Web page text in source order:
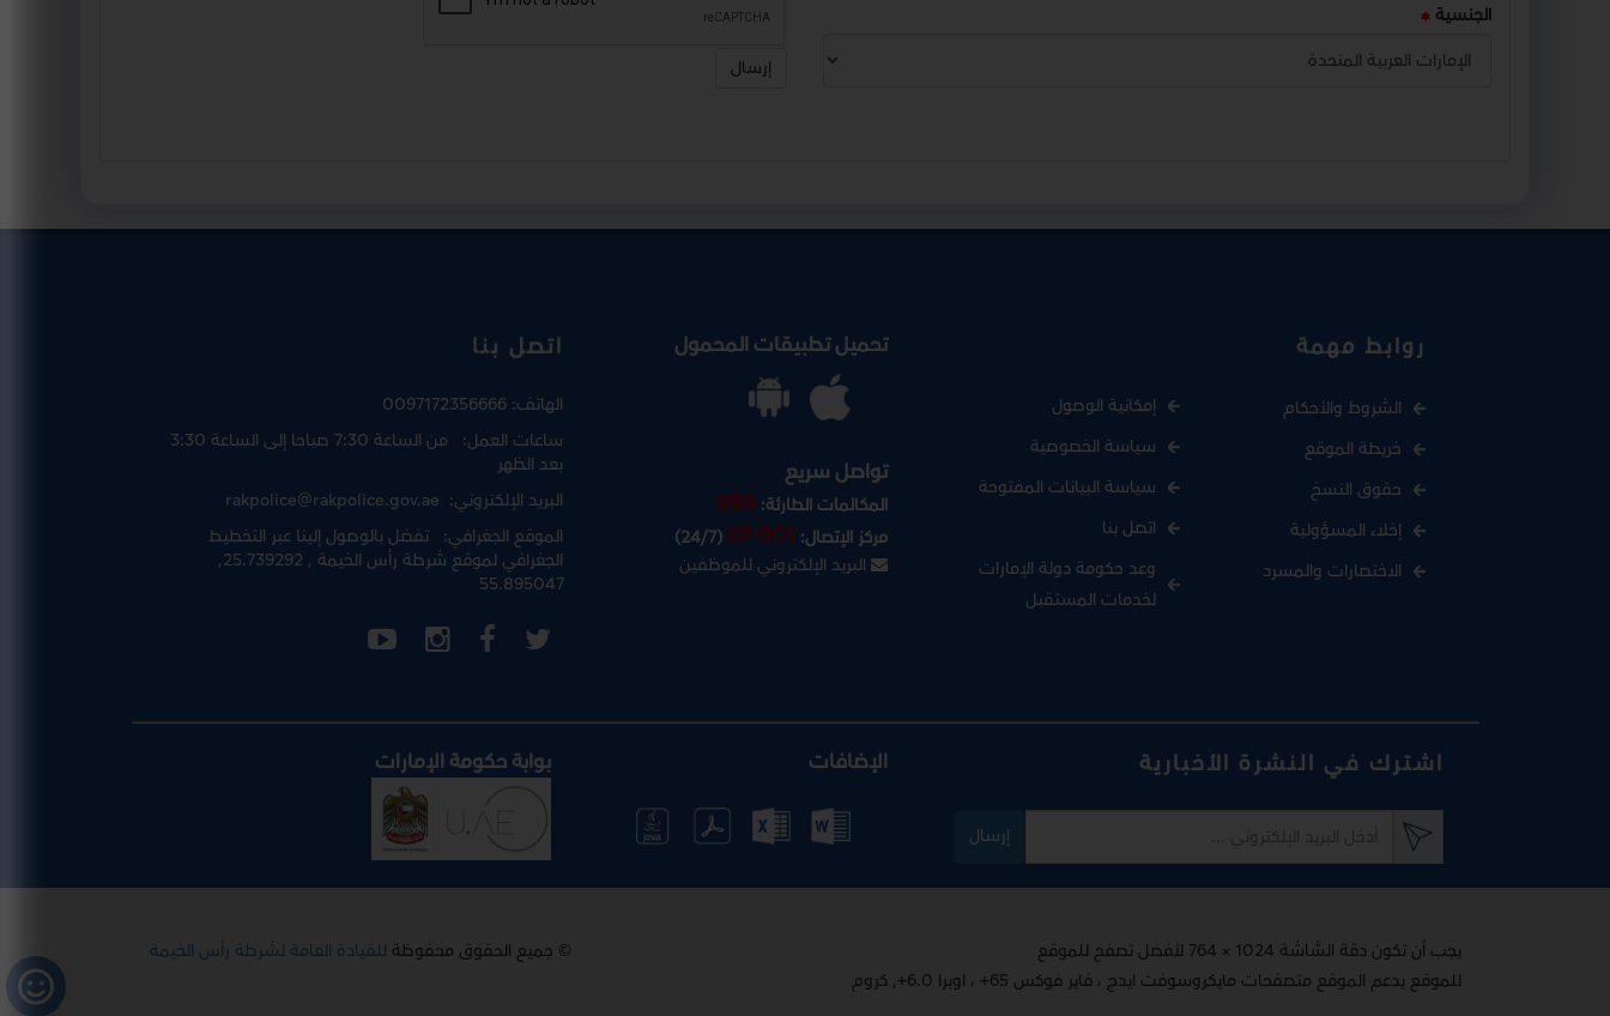
الجنسية
إرسال
روابط مهمة
الشروط والأحكام
خريطة الموقع
حقوق النسخ
إخلاء المسؤولية
الاختصارات والمسرد
إمكانية الوصول
سياسة الخصوصية
سياسة البيانات المفتوحة
اتصل بنا
وعد حكومة دولة الإمارات
لخدمات المستقبل
تحميل تطبيقات المحمول
تواصل سريع
المكالمات الطارئة:999
مركز الإتصال: 07-901
(24/7)
البريد الإلكتروني للموظفين
اتصل بنا
الهاتف:0097172356666
ساعات العمل:
من الساعة 7:30 صباحا إلى الساعة 3:30
بعد الظهر
البريد الإلكتروني:
الموقع الجغرافي:
تفضل بالوصول إلينا عبر التخطيط
الجغرافي لموقع شرطة رأس الخيمة
, 25.739292,
55.895047
اشترك في النشرة الأخبارية
إرسال
الإضافات بوابة حكومة الإمارات
يجب أن تكون دقة الشاشة 1024 × 764 لأفضل تصفح للموقع
للموقع يدعم الموقع متصفحات مايكروسوفت ايدج ، فاير فوكس 65+ ، اوبرا 6.0+, كروم
© جميع الحقوق محفوظة للقيادة العامة لشرطة رأس الخيمة